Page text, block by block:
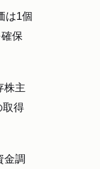
は1個
保
株主
取得
金調